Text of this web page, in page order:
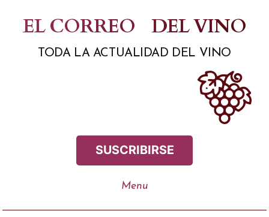
contenido
EL CORREO DEL VINO
TODA LA ACTUALIDAD DEL VINO
SUSCRIBIRSE